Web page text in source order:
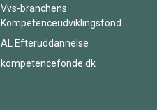
Vvs-branchens
Kompetenceudviklingsfond
AL Efteruddannelse
kompetencefonde.dk